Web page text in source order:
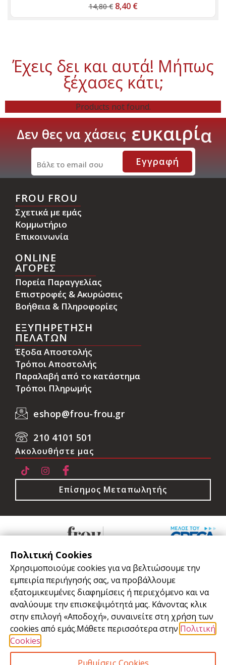
14,80€ 8,40 €
Έχεις δει και αυτά! Μήπως
ξέχασες κάτι;
Products not found.
Δεν θες να χάσεις ευκαιρία
Εγγραφή
FROU FROU
Σχετικά με εμάς
Κομμωτήριο
Επικοινωνία
ONLINE
ΑΓΟΡΕΣ
Πορεία Παραγγελίας
Επιστροφές & Ακυρώσεις
Βοήθεια & Πληροφορίες
ΕΞΥΠΗΡΕΤΗΣΗ
ΠΕΛΑΤΩΝ
Έξοδα Αποστολής
Τρόποι Αποστολής
Παραλαβή από το κατάστημα
Τρόποι Πληρωμής
eshop@frou-frou.gr
210 4101 501
Ακολουθήστε μας
Επίσημος Μεταπωλητής
Όροι Χρήσης
Πολιτική Cookies
Πολιτική Απορρήτου - GDPR
©2026 Frou-Frou Eshop All rights reserved
Πολιτική Cookies
Χρησιμοποιούμε cookies για να βελτιώσουμε την
εμπειρία περιήγησής σας, να προβάλλουμε
εξατομικευμένες διαφημίσεις ή περιεχόμενο και να
αναλύουμε την επισκεψιμότητά μας. Κάνοντας κλικ
στην επιλογή «Αποδοχή», συναινείτε στη χρήση των
cookies από εμάς.Μάθετε περισσότερα στην Πολιτική
Cookies